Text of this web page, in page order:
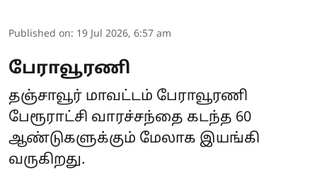
Published on: 19 Jul 2026, 6:57 am
பேராவூரணி
தஞ்சாவூர் மாவட்டம் பேராவூரணி
பேரூராட்சி வாரச்சந்தை கடந்த 60
ஆண்டுகளுக்கும் மேலாக இயங்கி
வருகிறது.